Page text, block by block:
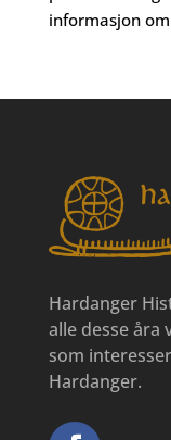
informasjon
Hardanger
alle desse åra
som
Hardanger.